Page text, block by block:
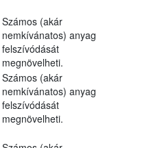
Számos (akár
nemkívánatos) anyag
felszívódását
megnövelheti.
Számos (akár
nemkívánatos) anyag
felszívódását
megnövelheti.